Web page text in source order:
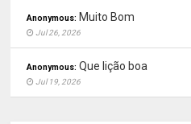
Anonymous: Muito Bom
Jul 26, 2026
Anonymous: Que lição boa
Jul 19, 2026